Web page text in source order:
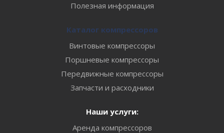
Полезная информация
Каталог компрессоров
Винтовые компрессоры
Поршневые компрессоры
Передвижные компрессоры
Запчасти и расходники
Наши услуги:
Аренда компрессоров